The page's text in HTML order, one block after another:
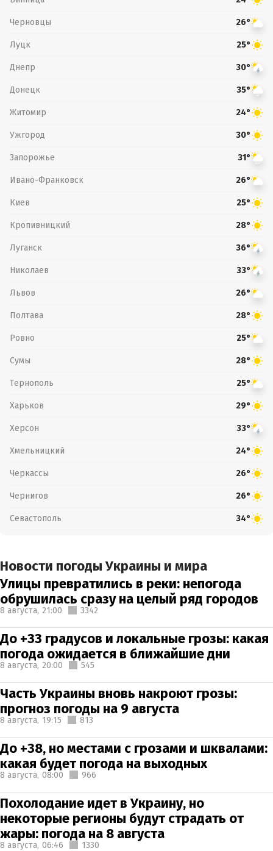
Черновцы 26°
Луцк 25°
Днепр 30°
Донецк 35°
Житомир 24°
Ужгород 30°
Запорожье 31°
Ивано-Франковск 26°
Киев 25°
Кропивницкий 28°
Луганск 36°
Николаев 33°
Львов 26°
Полтава 28°
Ровно 25°
Сумы 28°
Тернополь 25°
Харьков 29°
Херсон 33°
Хмельницкий 24°
Черкассы 26°
Чернигов 26°
Севастополь 34°
Новости погоды Украины и мира
Улицы превратились в реки: непогода
обрушилась сразу на целый ряд городов
8 августа, 21:00 3342
До +33 градусов и локальные грозы: какая
погода ожидается в ближайшие дни
8 августа, 20:00 545
Часть Украины вновь накроют грозы:
прогноз погоды на 9 августа
8 августа, 19:15 813
До +38, но местами с грозами и шквалами:
какая будет погода на выходных
8 августа, 08:00 966
Похолодание идет в Украину, но
некоторые регионы будут страдать от
жары: погода на 8 августа
8 августа, 06:46 1330